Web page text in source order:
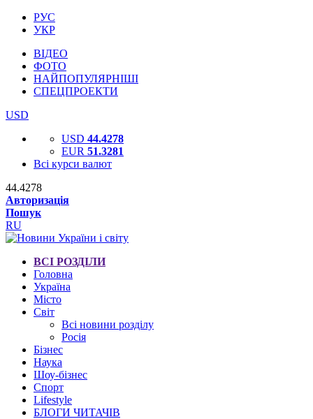
РУС
УКР
ВІДЕО
ФОТО
НАЙПОПУЛЯРНІШІ
СПЕЦПРОЕКТИ
USD
USD 44.4278
EUR 51.3281
Всі курси валют
44.4278
Авторизація
Пошук
RU
ВСІ РОЗДІЛИ
Головна
Україна
Місто
Світ
Всі новини розділу
Росія
Бізнес
Наука
Шоу-бізнес
Спорт
Lifestyle
БЛОГИ ЧИТАЧІВ